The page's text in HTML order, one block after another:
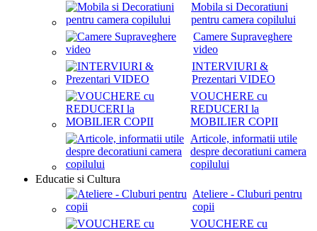
Mobila si Decoratiuni
pentru camera copilului
Camere Supraveghere
video
INTERVIURI &
Prezentari VIDEO
VOUCHERE cu
REDUCERI la
MOBILIER COPII
Articole, informatii utile
despre decoratiuni camera
copilului
Educatie si Cultura
Ateliere - Cluburi pentru
copii
VOUCHERE cu